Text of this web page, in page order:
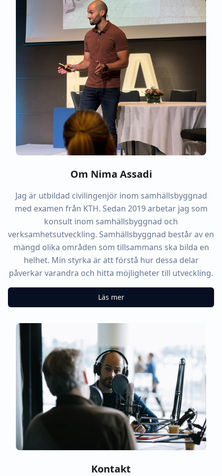
Om Nima Assadi
Jag är utbildad civilingenjör inom samhällsbyggnad
med examen från KTH. Sedan 2019 arbetar jag som
konsult inom samhällsbyggnad och
verksamhetsutveckling. Samhällsbyggnad består av en
mängd olika områden som tillsammans ska bilda en
helhet. Min styrka är att förstå hur dessa delar
påverkar varandra och hitta möjligheter till utveckling.
Läs mer
Kontakt